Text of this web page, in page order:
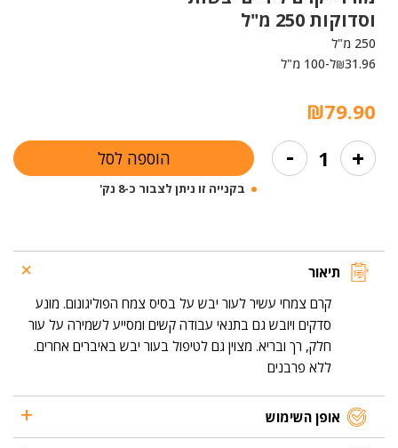
וסדוקות 250 מ"ל
250 מ"ל
₪31.96 ל-100 מ"ל
₪79.90
+
של
250
מ"ל
- הוספה לסל
בקנייה זו ניתן לצבור כ-8 נק'
תיאור
קרם צמחי עשיר לעור יבש על בסיס צמח הפוליגונום. מונע
סדקים ויובש גם בתנאי עבודה קשים ומסייע לשמירה על עור
חלק, רך ובריא. מצוין גם לטיפול בעור יבש באיברים אחרים.
ללא פרבנים
אופן השימוש